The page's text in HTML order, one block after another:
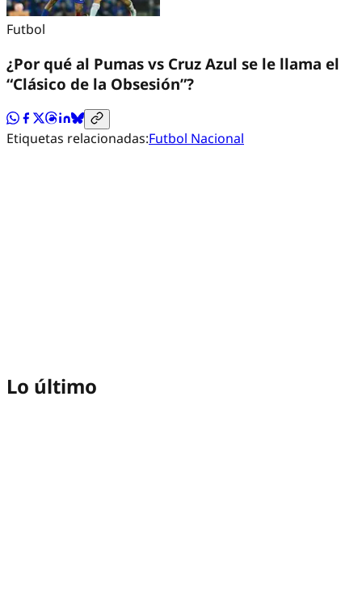
Futbol
¿Por qué al Pumas vs Cruz Azul se le llama el
“Clásico de la Obsesión”?
Etiquetas relacionadas:Futbol Nacional
Lo último